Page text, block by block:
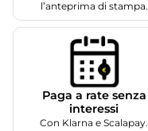
l’anteprima di stampa.
Paga a rate senza
interessi
Con Klarna e Scalapay.